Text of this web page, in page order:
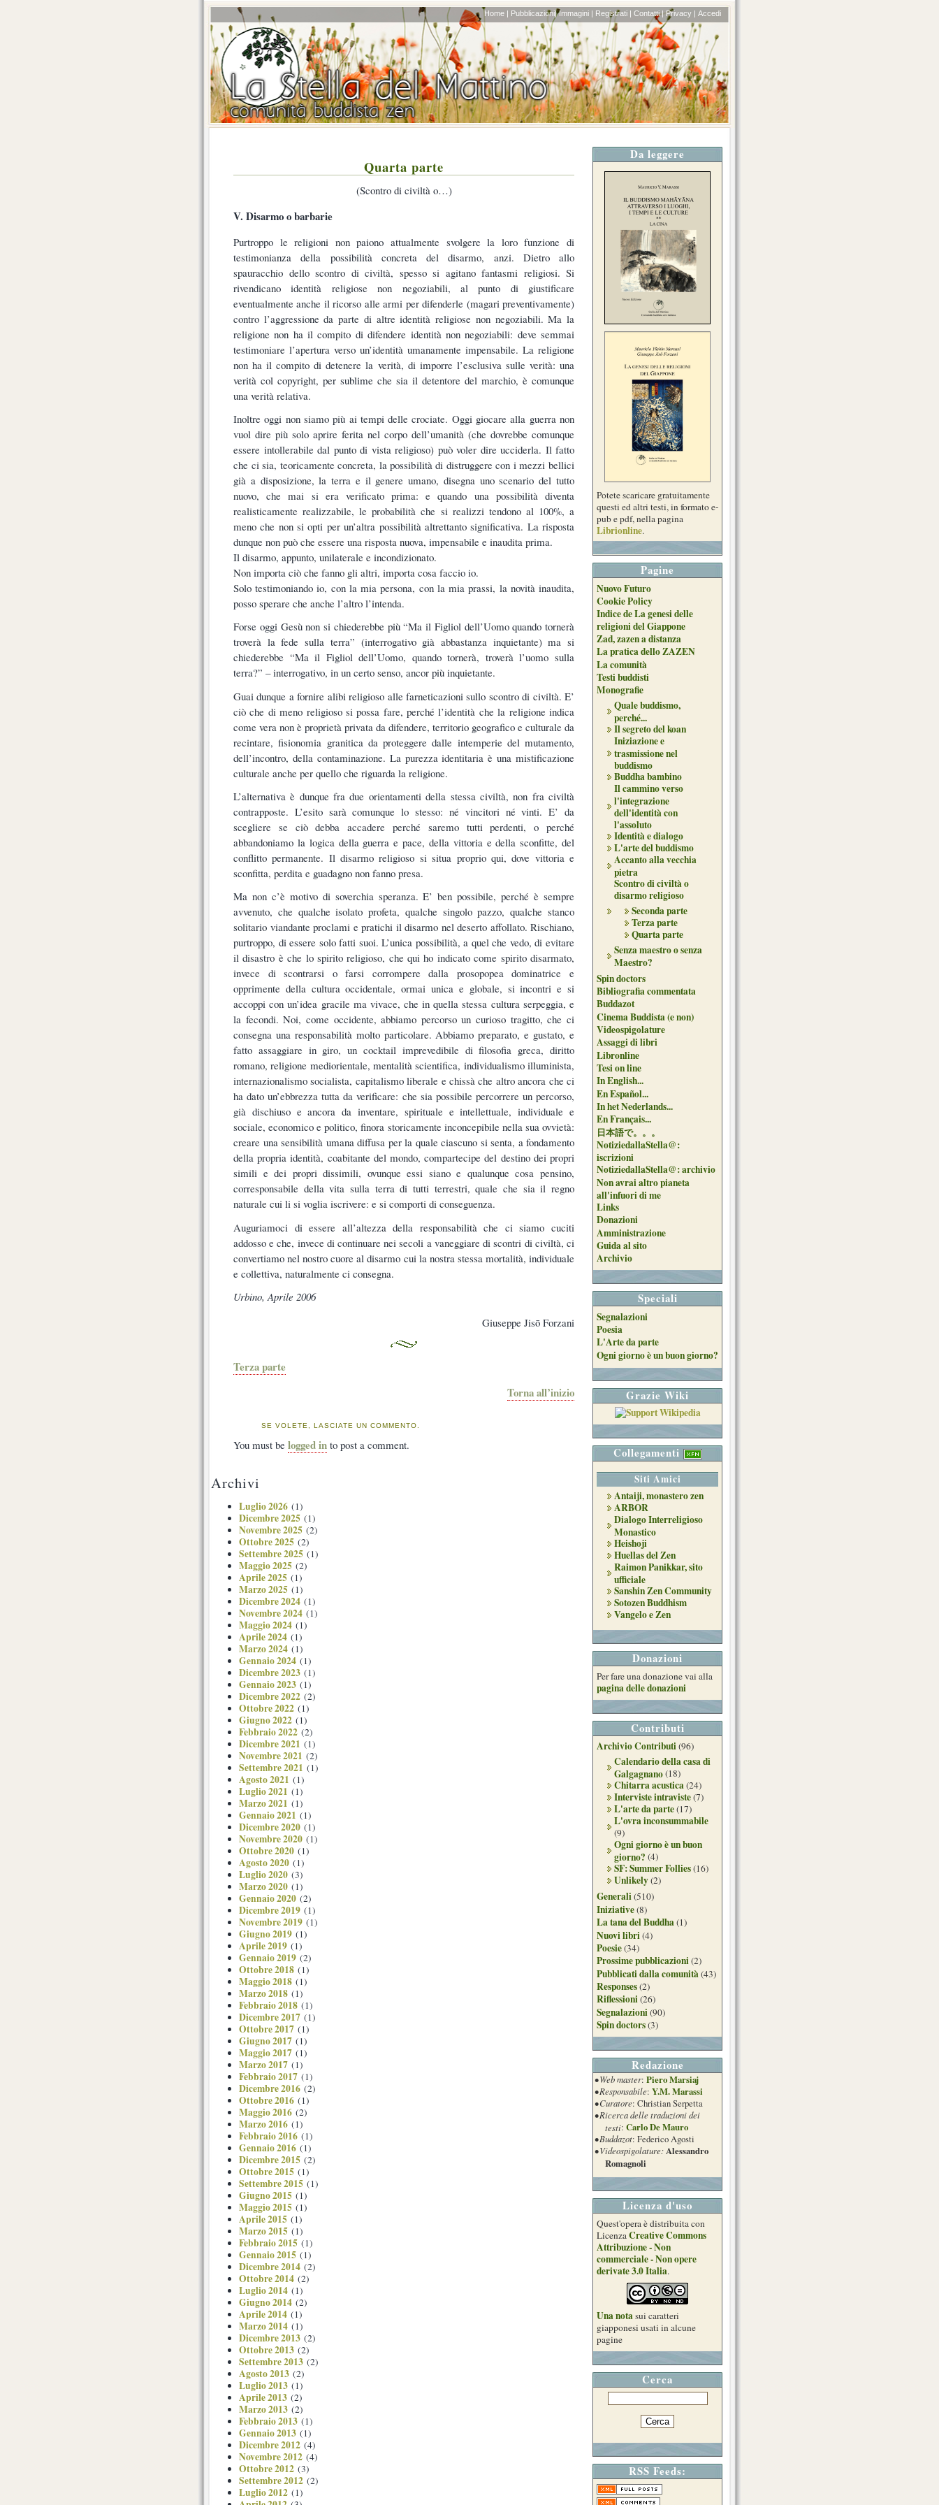
Home | Pubblicazioni| Immagini | Registrati | Contatti | Privacy | Accedi
Quarta parte
(Scontro di civiltà o…)
V. Disarmo o barbarie
Purtroppo le religioni non paiono attualmente svolgere la loro funzione di
testimonianza della possibilità concreta del disarmo, anzi. Dietro allo
spauracchio dello scontro di civiltà, spesso si agitano fantasmi religiosi. Si
rivendicano identità religiose non negoziabili, al punto di giustificare
eventualmente anche il ricorso alle armi per difenderle (magari preventivamente)
contro l’aggressione da parte di altre identità religiose non negoziabili. Ma la
religione non ha il compito di difendere identità non negoziabili: deve semmai
testimoniare l’apertura verso un’identità umanamente impensabile. La religione
non ha il compito di detenere la verità, di imporre l’esclusiva sulle verità: una
verità col copyright, per sublime che sia il detentore del marchio, è comunque
una verità relativa.
Inoltre oggi non siamo più ai tempi delle crociate. Oggi giocare alla guerra non
vuol dire più solo aprire ferita nel corpo dell’umanità (che dovrebbe comunque
essere intollerabile dal punto di vista religioso) può voler dire ucciderla. Il fatto
che ci sia, teoricamente concreta, la possibilità di distruggere con i mezzi bellici
già a disposizione, la terra e il genere umano, disegna uno scenario del tutto
nuovo, che mai si era verificato prima: e quando una possibilità diventa
realisticamente realizzabile, le probabilità che si realizzi tendono al 100%, a
meno che non si opti per un’altra possibilità altrettanto significativa. La risposta
dunque non può che essere una risposta nuova, impensabile e inaudita prima.
Il disarmo, appunto, unilaterale e incondizionato.
Non importa ciò che fanno gli altri, importa cosa faccio io.
Solo testimoniando io, con la mia persona, con la mia prassi, la novità inaudita,
posso sperare che anche l’altro l’intenda.
Forse oggi Gesù non si chiederebbe più “Ma il Figliol dell’Uomo quando tornerà
troverà la fede sulla terra” (interrogativo già abbastanza inquietante) ma si
chiederebbe “Ma il Figliol dell’Uomo, quando tornerà, troverà l’uomo sulla
terra?” – interrogativo, in un certo senso, ancor più inquietante.
Guai dunque a fornire alibi religioso alle farneticazioni sullo scontro di civiltà. E’
ciò che di meno religioso si possa fare, perché l’identità che la religione indica
come vera non è proprietà privata da difendere, territorio geografico e culturale da
recintare, fisionomia granitica da proteggere dalle intemperie del mutamento,
dell’incontro, della contaminazione. La purezza identitaria è una mistificazione
culturale anche per quello che riguarda la religione.
L’alternativa è dunque fra due orientamenti della stessa civiltà, non fra civiltà
contrapposte. L’esito sarà comunque lo stesso: né vincitori né vinti. E’ da
scegliere se ciò debba accadere perché saremo tutti perdenti, o perché
abbandoniamo la logica della guerra e pace, della vittoria e della sconfitte, del
conflitto permanente. Il disarmo religioso si situa proprio qui, dove vittoria e
sconfitta, perdita e guadagno non fanno presa.
Ma non c’è motivo di soverchia speranza. E’ ben possibile, perché è sempre
avvenuto, che qualche isolato profeta, qualche singolo pazzo, qualche stanco
solitario viandante proclami e pratichi il disarmo nel deserto affollato. Rischiano,
purtroppo, di essere solo fatti suoi. L’unica possibilità, a quel che vedo, di evitare
il disastro è che lo spirito religioso, che qui ho indicato come spirito disarmato,
invece di scontrarsi o farsi corrompere dalla prosopopea dominatrice e
opprimente della cultura occidentale, ormai unica e globale, si incontri e si
accoppi con un’idea gracile ma vivace, che in quella stessa cultura serpeggia, e
la fecondi. Noi, come occidente, abbiamo percorso un curioso tragitto, che ci
consegna una responsabilità molto particolare. Abbiamo preparato, e gustato, e
fatto assaggiare in giro, un cocktail imprevedibile di filosofia greca, diritto
romano, religione mediorientale, mentalità scientifica, individualismo illuminista,
internazionalismo socialista, capitalismo liberale e chissà che altro ancora che ci
ha dato un’ebbrezza tutta da verificare: che sia possibile percorrere un percorso,
già dischiuso e ancora da inventare, spirituale e intellettuale, individuale e
sociale, economico e politico, finora storicamente inconcepibile nella sua ovvietà:
creare una sensibilità umana diffusa per la quale ciascuno si senta, a fondamento
della propria identità, coabitante del mondo, compartecipe del destino dei propri
simili e dei propri dissimili, ovunque essi siano e qualunque cosa pensino,
corresponsabile della vita sulla terra di tutti terrestri, quale che sia il regno
naturale cui li si voglia iscrivere: e si comporti di conseguenza.
Auguriamoci di essere all’altezza della responsabilità che ci siamo cuciti
addosso e che, invece di continuare nei secoli a vaneggiare di scontri di civiltà, ci
convertiamo nel nostro cuore al disarmo cui la nostra stessa mortalità, individuale
e collettiva, naturalmente ci consegna.
Urbino, Aprile 2006
Giuseppe Jisō Forzani
Terza parte
Torna all’inizio
SE VOLETE, LASCIATE UN COMMENTO.
You must be logged in to post a comment.
Da leggere
Potete scaricare gratuitamente
questi ed altri testi, in formato e-
pub e pdf, nella pagina
Librionline.
Pagine
Nuovo Futuro
Cookie Policy
Indice de La genesi delle
religioni del Giappone
Zad, zazen a distanza
La pratica dello ZAZEN
La comunità
Testi buddisti
Monografie
Quale buddismo,
perché...
Il segreto del koan
Iniziazione e
trasmissione nel
buddismo
Buddha bambino
Il cammino verso
l'integrazione
dell'identità con
l'assoluto
Identità e dialogo
L'arte del buddismo
Accanto alla vecchia
pietra
Scontro di civiltà o
disarmo religioso
Seconda parte
Terza parte
Quarta parte
Senza maestro o senza
Maestro?
Spin doctors
Bibliografia commentata
Buddazot
Cinema Buddista (e non)
Videospigolature
Assaggi di libri
Libronline
Tesi on line
In English...
En Español...
In het Nederlands...
En Français...
日本語で。。。
NotiziedallaStella@:
iscrizioni
NotiziedallaStella@: archivio
Non avrai altro pianeta
all'infuori di me
Links
Donazioni
Amministrazione
Guida al sito
Archivio
Speciali
Segnalazioni
Poesia
L'Arte da parte
Ogni giorno è un buon giorno?
Grazie Wiki
Collegamenti
Siti Amici
Antaiji, monastero zen
ARBOR
Dialogo Interreligioso
Monastico
Heishoji
Huellas del Zen
Raimon Panikkar, sito
ufficiale
Sanshin Zen Community
Sotozen Buddhism
Vangelo e Zen
Donazioni
Per fare una donazione vai alla
pagina delle donazioni
Contributi
Archivio Contributi(96)
Calendario della casa di
Galgagnano(18)
Chitarra acustica(24)
Interviste intraviste(7)
L'arte da parte(17)
L'ovra inconsummabile
(9)
Ogni giorno è un buon
giorno? (4)
SF: Summer Follies(16)
Unlikely(2)
Generali(510)
Iniziative(8)
La tana del Buddha(1)
Nuovi libri(4)
Poesie(34)
Prossime pubblicazioni(2)
Pubblicati dalla comunità(43)
Responses(2)
Riflessioni(26)
Segnalazioni(90)
Spin doctors(3)
Redazione
• Web master: Piero Marsiaj
• Responsabile: Y.M. Marassi
• Curatore: Christian Serpetta
• Ricerca delle traduzioni dei
testi: Carlo De Mauro
• Buddazot: Federico Agosti
• Videospigolature:Alessandro
Romagnoli
Licenza d'uso
Quest'opera è distribuita con
LicenzaCreative Commons
Attribuzione - Non
commerciale - Non opere
derivate 3.0 Italia.
Una notasui caratteri
giapponesi usati in alcune
pagine
Cerca
RSS Feeds:
Archivi
Luglio 2026 (1)
Dicembre 2025 (1)
Novembre 2025 (2)
Ottobre 2025 (2)
Settembre 2025 (1)
Maggio 2025 (2)
Aprile 2025 (1)
Marzo 2025 (1)
Dicembre 2024 (1)
Novembre 2024 (1)
Maggio 2024 (1)
Aprile 2024 (1)
Marzo 2024 (1)
Gennaio 2024 (1)
Dicembre 2023 (1)
Gennaio 2023 (1)
Dicembre 2022 (2)
Ottobre 2022 (1)
Giugno 2022 (1)
Febbraio 2022 (2)
Dicembre 2021 (1)
Novembre 2021 (2)
Settembre 2021 (1)
Agosto 2021 (1)
Luglio 2021 (1)
Marzo 2021 (1)
Gennaio 2021 (1)
Dicembre 2020 (1)
Novembre 2020 (1)
Ottobre 2020 (1)
Agosto 2020 (1)
Luglio 2020 (3)
Marzo 2020 (1)
Gennaio 2020 (2)
Dicembre 2019 (1)
Novembre 2019 (1)
Giugno 2019 (1)
Aprile 2019 (1)
Gennaio 2019 (2)
Ottobre 2018 (1)
Maggio 2018 (1)
Marzo 2018 (1)
Febbraio 2018 (1)
Dicembre 2017 (1)
Ottobre 2017 (1)
Giugno 2017 (1)
Maggio 2017 (1)
Marzo 2017 (1)
Febbraio 2017 (1)
Dicembre 2016 (2)
Ottobre 2016 (1)
Maggio 2016 (2)
Marzo 2016 (1)
Febbraio 2016 (1)
Gennaio 2016 (1)
Dicembre 2015 (2)
Ottobre 2015 (1)
Settembre 2015 (1)
Giugno 2015 (1)
Maggio 2015 (1)
Aprile 2015 (1)
Marzo 2015 (1)
Febbraio 2015 (1)
Gennaio 2015 (1)
Dicembre 2014 (2)
Ottobre 2014 (2)
Luglio 2014 (1)
Giugno 2014 (2)
Aprile 2014 (1)
Marzo 2014 (1)
Dicembre 2013 (2)
Ottobre 2013 (2)
Settembre 2013 (2)
Agosto 2013 (2)
Luglio 2013 (1)
Aprile 2013 (2)
Marzo 2013 (2)
Febbraio 2013 (1)
Gennaio 2013 (1)
Dicembre 2012 (4)
Novembre 2012 (4)
Ottobre 2012 (3)
Settembre 2012 (2)
Luglio 2012 (1)